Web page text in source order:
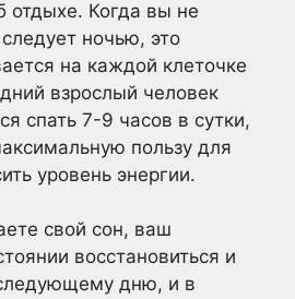
отдыхе. Когда вы не
ночью, это
на каждой клеточке
взрослый человек
спать 7-9 часов в сутки,
пользу для
уровень энергии.
свой сон, ваш
восстановиться и
дню, и в